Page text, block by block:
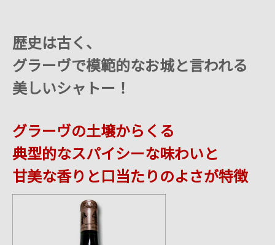
歴史は古く、
グラーヴで模範的なお城と言われる
美しいシャトー！
グラーヴの土壌からくる
典型的なスパイシーな味わいと
甘美な香りと口当たりのよさが特徴